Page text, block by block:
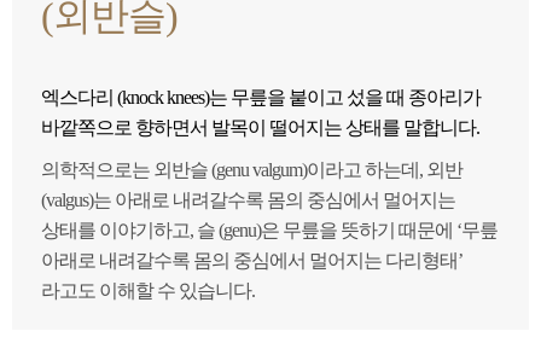
(외반슬)
엑스다리 (knock knees)는 무릎을 붙이고 섰을 때 종아리가
바깥쪽으로 향하면서 발목이 떨어지는 상태를 말합니다.
의학적으로는 외반슬 (genu valgum)이라고 하는데, 외반
(valgus)는 아래로 내려갈수록 몸의 중심에서 멀어지는
상태를 이야기하고, 슬 (genu)은 무릎을 뜻하기 때문에 ‘무릎
아래로 내려갈수록 몸의 중심에서 멀어지는 다리형태’
라고도 이해할 수 있습니다.